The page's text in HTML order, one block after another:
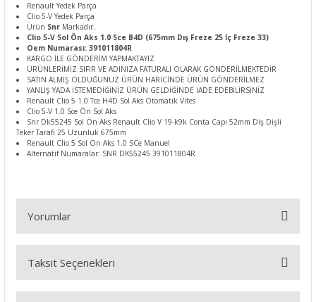
Renault Yedek Parça
Clio 5-V Yedek Parça
Ürün Snr Markadır.
Clio 5-V Sol Ön Aks 1.0 Sce B4D (675mm Dış Freze 25 İç Freze 33)
Oem Numarası: 391011804R
KARGO İLE GÖNDERİM YAPMAKTAYIZ
ÜRÜNLERİMİZ SIFIR VE ADINIZA FATURALI OLARAK GÖNDERİLMEKTEDİR
SATIN ALMIŞ OLDUĞUNUZ ÜRÜN HARİCİNDE ÜRÜN GÖNDERİLMEZ
YANLIŞ YADA İSTEMEDİĞİNİZ ÜRÜN GELDİĞİNDE İADE EDEBİLİRSİNİZ
Renault Clio 5 1.0 Tce H4D Sol Aks Otomatik Vites
Clio 5-V 1.0 Sce Ön Sol Aks
Snr Dk55245 Sol Ön Aks Renault Clio V 19-k9k Conta Capı 52mm Diş Dişli
Teker Tarafı 25 Uzunluk 675mm
Renault Clio 5 Sol Ön Aks 1.0 SCe Manuel
Alternatif Numaralar: SNR DK55245 391011804R
Yorumlar
Bu ürüne ilk yorumu siz yapın!
Taksit Seçenekleri